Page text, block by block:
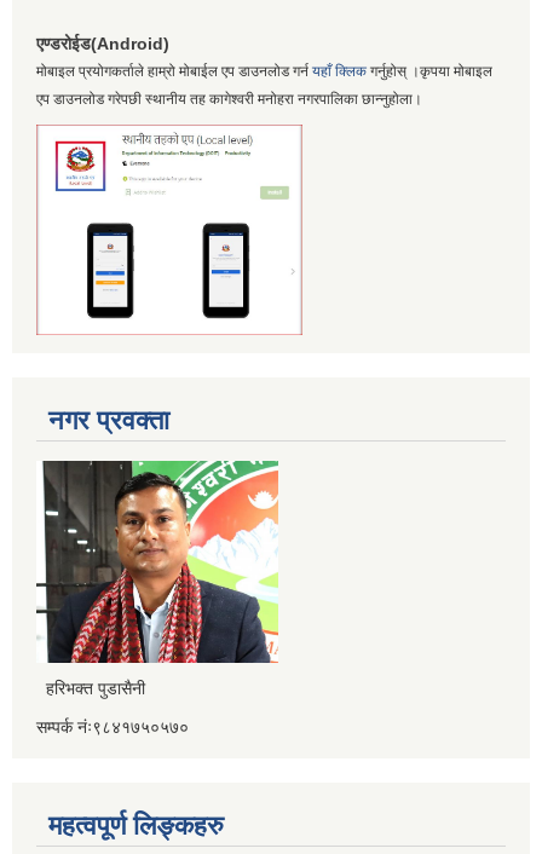
एण्डरोईड(Android)
मोबाइल प्रयोगकर्ताले हाम्रो मोबाईल एप डाउनलोड गर्न यहाँ क्लिक गर्नुहोस् ।कृपया मोबाइल
एप डाउनलोड गरेपछी स्थानीय तह कागेश्वरी मनोहरा नगरपालिका छान्नुहोला।
नगर प्रवक्ता
हरिभक्त पुडासैनी
सम्पर्क नंः९८४१७५०५७०
महत्वपूर्ण लिङ्कहरु